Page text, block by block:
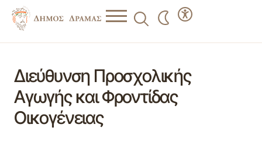
Διεύθυνση Προσχολικής
Αγωγής και Φροντίδας
Οικογένειας